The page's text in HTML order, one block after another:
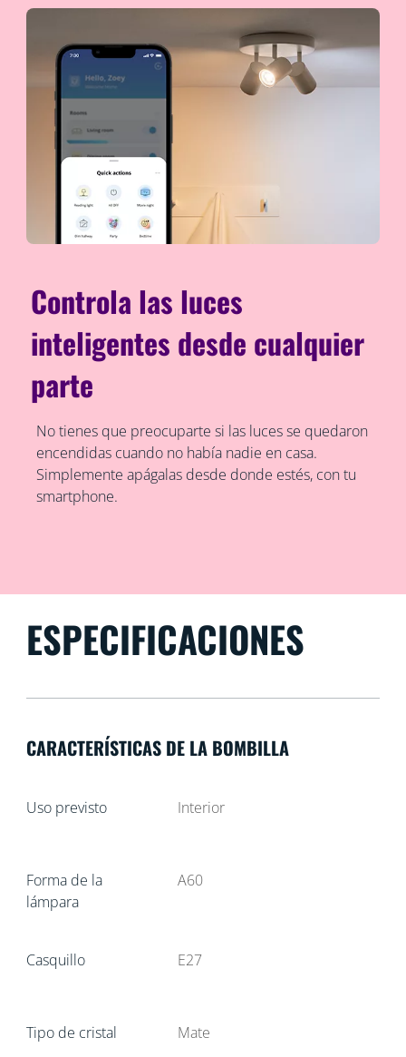
Controla las luces
inteligentes desde cualquier
parte
No tienes que preocuparte si las luces se quedaron
encendidas cuando no había nadie en casa.
Simplemente apágalas desde donde estés, con tu
smartphone.
ESPECIFICACIONES
CARACTERÍSTICAS DE LA BOMBILLA
Uso previsto Interior
Forma de la
lámpara
A60
Casquillo E27
Tipo de cristal Mate